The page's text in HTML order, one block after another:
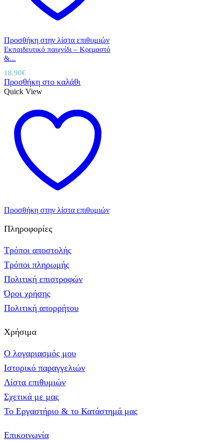
Προσθήκη στην λίστα επιθυμιών
Εκπαιδευτικό παιχνίδι – Κρεμαστό
&...
18,90€
Προσθήκη στο καλάθι
Quick View
Προσθήκη στην λίστα επιθυμιών
Πληροφορίες
Τρόποι αποστολής
Τρόποι πληρωμής
Πολιτική επιστροφών
Όροι χρήσης
Πολιτική απορρήτου
Χρήσιμα
Ο λογαριασμός μου
Ιστορικό παραγγελιών
Λίστα επιθυμιών
Σχετικά με μας
Το Εργαστήριο & το Κατάστημά μας
Επικοινωνία